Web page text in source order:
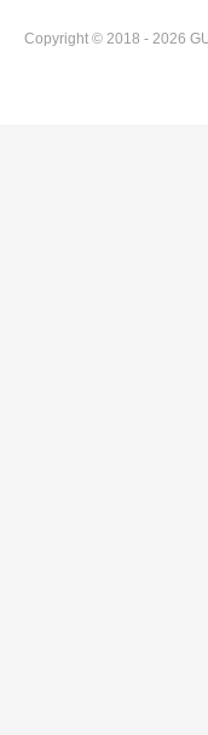
Copyright © 2018 - 2026